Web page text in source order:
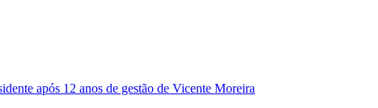
após 12 anos de gestão de Vicente Moreira